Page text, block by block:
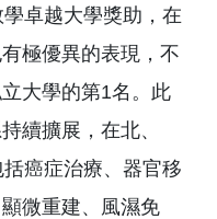
卓越大學獎助，在
極優異的表現，不
大學的第1名。此
續擴展，在北、
癌症治療、器官移
微重建、風濕免